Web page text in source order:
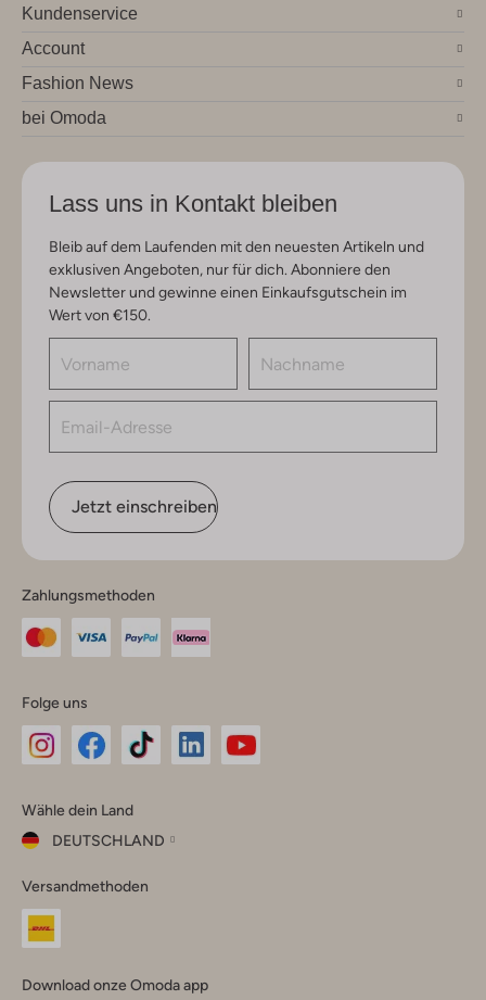
Kundenservice
Account
Fashion News
bei Omoda
Lass uns in Kontakt bleiben
Bleib auf dem Laufenden mit den neuesten Artikeln und
exklusiven Angeboten, nur für dich. Abonniere den
Newsletter und gewinne einen Einkaufsgutschein im
Wert von €150.
Jetzt einschreiben
Zahlungsmethoden
Folge uns
Instagram
Facebook
TikTok
Wähle dein Land
DEUTSCHLAND
dein
Land
Versandmethoden
Download onze Omoda app